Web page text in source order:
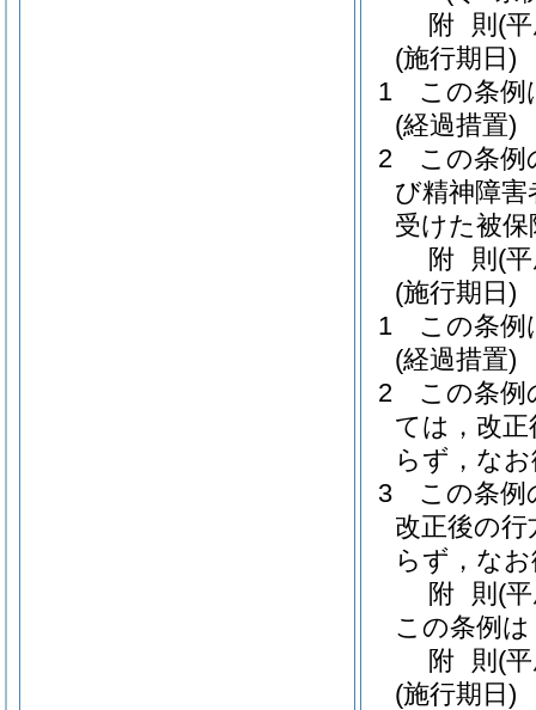
附 則 (
(施行期日)
1
この条例
(経過措置)
2
この条例
び精神障
受けた被
附 則 (
(施行期日)
1
この条例
(経過措置)
2
この条例
ては，改
らず，な
3
この条例
改正後の
らず，な
附 則 (
この条例
附 則 (
(施行期日)